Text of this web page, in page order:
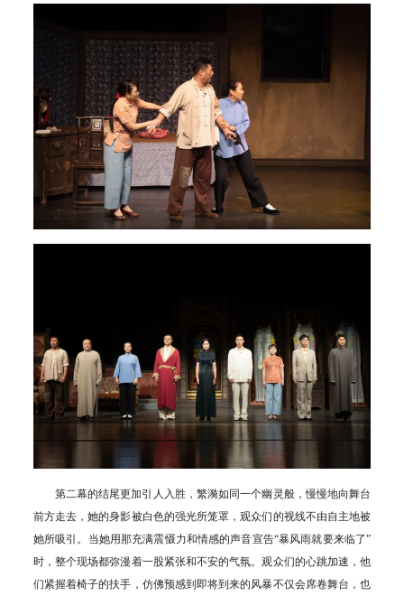
第二幕的结尾更加引人入胜，繁漪如同一个幽灵般，慢慢地向舞台
前方走去，她的身影被白色的强光所笼罩，观众们的视线不由自主地被
她所吸引。当她用那充满震慑力和情感的声音宣告“暴风雨就要来临了”
时，整个现场都弥漫着一股紧张和不安的气氛。观众们的心跳加速，他
们紧握着椅子的扶手，仿佛预感到即将到来的风暴不仅会席卷舞台，也